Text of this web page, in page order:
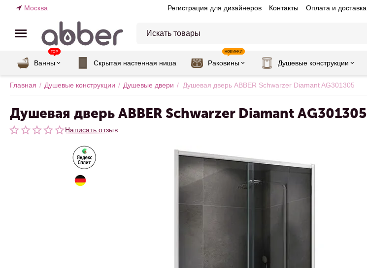
Москва Регистрация для дизайнеров Контакты Оплата и доставка
Ванны
TOP
Скрытая настенная ниша Раковины
НОВИНКИ
Душевые конструкции
Главная / Душевые конструкции / Душевые двери / Душевая дверь ABBER Schwarzer Diamant AG301305
Душевая дверь ABBER Schwarzer Diamant AG301305
Написать отзыв